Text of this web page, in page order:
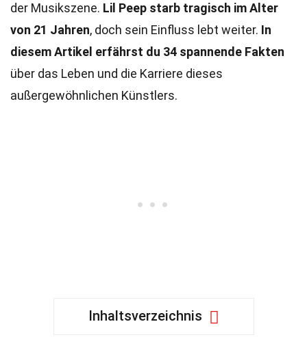
der Musikszene. Lil Peep starb tragisch im Alter
von 21 Jahren, doch sein Einfluss lebt weiter. In
diesem Artikel erfährst du 34 spannende Fakten
über das Leben und die Karriere dieses
außergewöhnlichen Künstlers.
Inhaltsverzeichnis